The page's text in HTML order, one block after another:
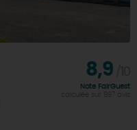
8,9
Note FairGuest
calculée sur 997 avis